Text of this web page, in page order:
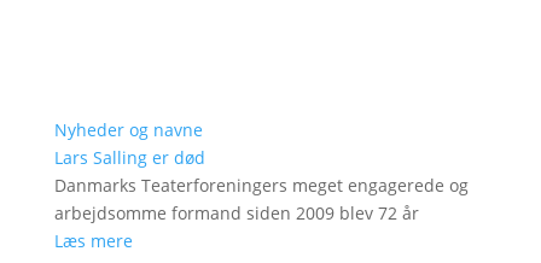
Nyheder og navne
Lars Salling er død
Danmarks Teaterforeningers meget engagerede og
arbejdsomme formand siden 2009 blev 72 år
Læs mere